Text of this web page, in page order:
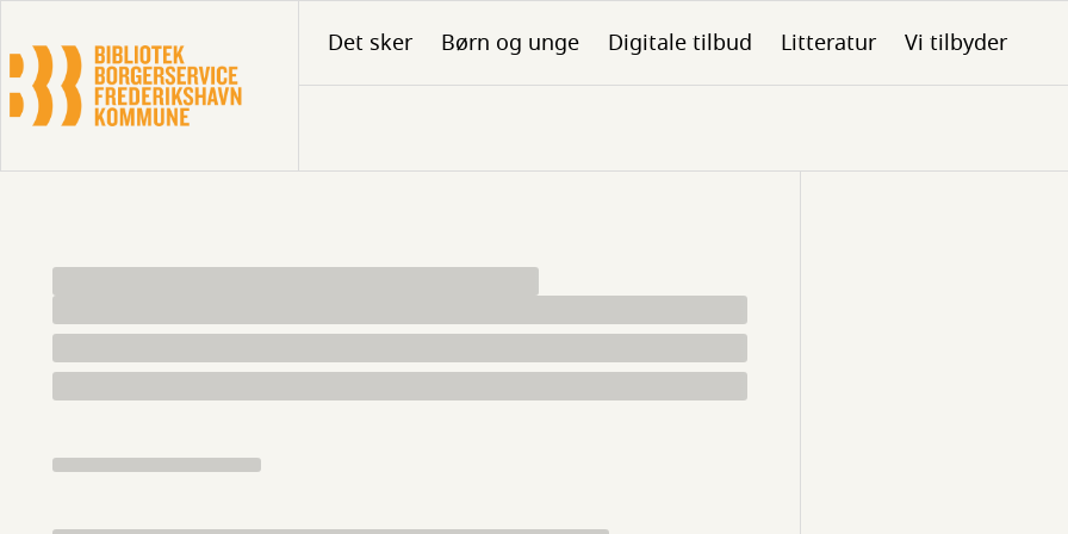
hovedindhold
Det sker Børn og unge Digitale tilbud Litteratur Vi tilbyder